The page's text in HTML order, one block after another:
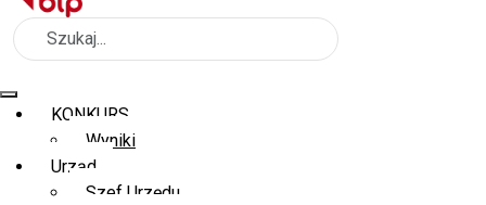
Szukaj
KONKURS
Wyniki
Urząd
Szef Urzędu